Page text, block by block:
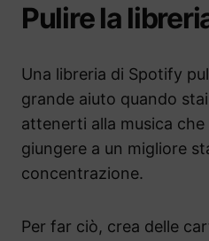
Pulire la
Una libreria di Spotify
grande aiuto quando
attenerti alla musica
giungere a un migliore
concentrazione.
Per far ciò, crea delle